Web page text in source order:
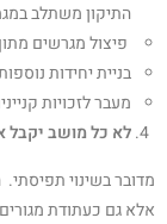
התיקון משתלב
פיצול מגרשים
בניית יחידות
מעבר לזכויות
לא כל מושב יקבל
מדובר בשינוי
אלא גם כעתודת